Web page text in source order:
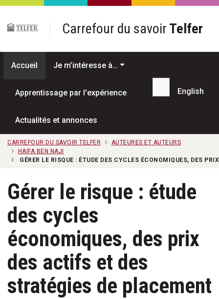
Passer au contenu principal
Carrefour du savoir Telfer
Accueil Je m’intéresse à…
Apprentissage par l'expérience
Actualités et annonces
Recherche...
English
CARREFOUR DU SAVOIR TELFER
AUTEURES ET AUTEURS
HAIFA BEN NAJI
GÉRER LE RISQUE : ÉTUDE DES CYCLES ÉCONOMIQUES, DES
Gérer le risque : étude
des cycles
économiques, des prix
des actifs et des
stratégies de placement